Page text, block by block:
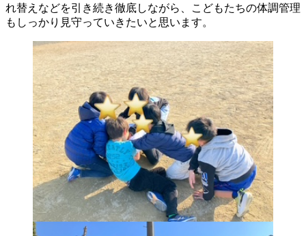
れ替えなどを引き続き徹底しながら、こどもたちの体調管理
もしっかり見守っていきたいと思います。